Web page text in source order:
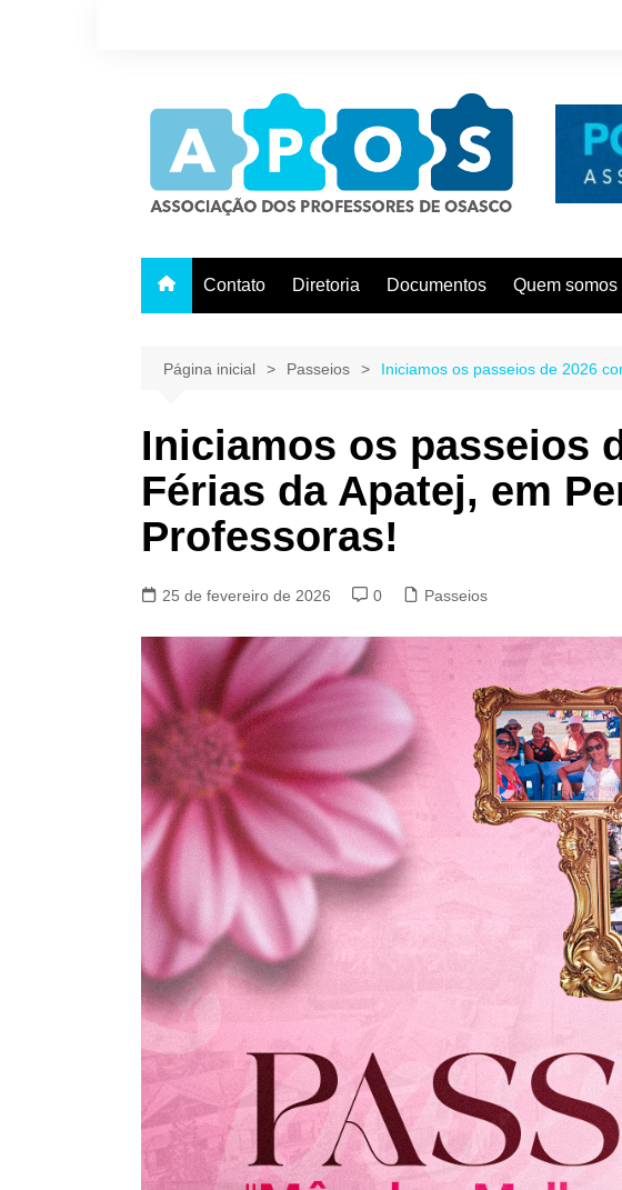
Contato Diretoria Documentos Quem somos
Página inicial Passeios Iniciamos os passeios de 2026
Iniciamos os passeios
Férias da Apatej, em
Professoras!
25 de fevereiro de 2026 0 Passeios